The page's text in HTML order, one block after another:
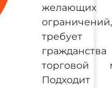
требует
торговой
Подходит